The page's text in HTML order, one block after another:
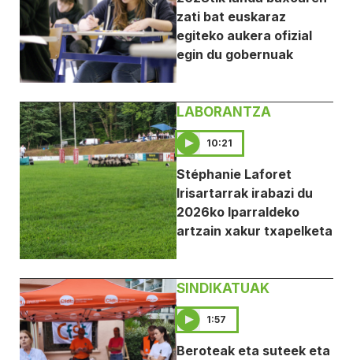
zati bat euskaraz
egiteko aukera ofizial
egin du gobernuak
LABORANTZA
10:21
Stéphanie Laforet
Irisartarrak irabazi du
2026ko Iparraldeko
artzain xakur txapelketa
SINDIKATUAK
1:57
Beroteak eta suteek eta